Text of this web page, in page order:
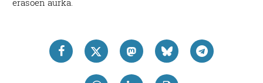
erasoen aurka.